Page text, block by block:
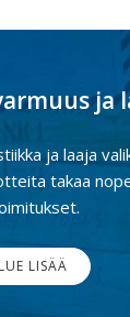
ja
ja laaja
takaa
LUE LISÄÄ